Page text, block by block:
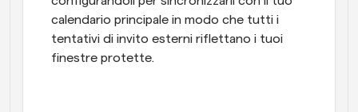
calendario principale in modo che tutti i
tentativi di invito esterni riflettano i tuoi
finestre protette.